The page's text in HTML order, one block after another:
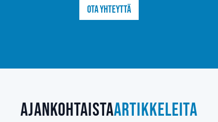
Ota yhteyttä
Ajankohtaistaartikkeleita